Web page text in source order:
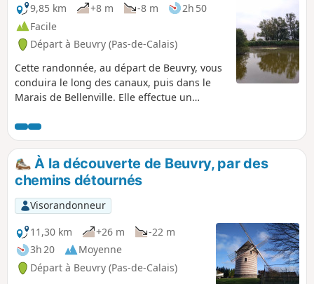
9,85 km
+8 m -8 m
2h 50
Facile
Départ à Beuvry (Pas-de-Calais)
Cette randonnée, au départ de Beuvry, vous
conduira le long des canaux, puis dans le
Marais de Bellenville. Elle effectue un
Bas de Beuvry et le Préolan. Pour le retour,
vous longerez le canal sans oublier
l'observatoire dans le marais pour
apercevoir, avec de la chance, des oiseaux
migrateurs.
À la découverte de Beuvry, par des
chemins détournés
Visorandonneur
11,30 km
+26 m
-22 m
3h 20
Moyenne
Départ à Beuvry (Pas-de-Calais)